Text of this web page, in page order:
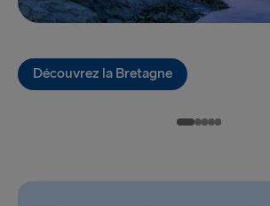
Kiel → Göteborg
Frederikshavn → Göteborg
Trelleborg → Rostock
Découvrez la Bretagne